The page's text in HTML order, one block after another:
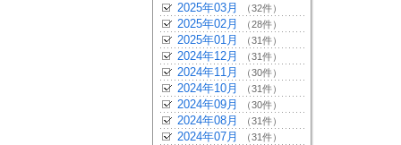
2025年03月 （32件）
2025年02月 （28件）
2025年01月 （31件）
2024年12月 （31件）
2024年11月 （30件）
2024年10月 （31件）
2024年09月 （30件）
2024年08月 （31件）
2024年07月 （31件）